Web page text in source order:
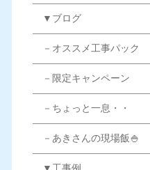
▼ブログ
－オススメ工事パック
－限定キャンペーン
－ちょっと一息・・
－あきさんの現場飯🍚